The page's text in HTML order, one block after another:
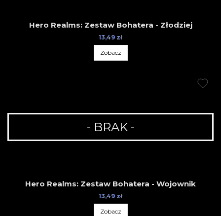
Hero Realms: Zestaw Bohatera - Złodziej
13,49 zł
Zobacz
- BRAK -
Hero Realms: Zestaw Bohatera - Wojownik
13,49 zł
Zobacz